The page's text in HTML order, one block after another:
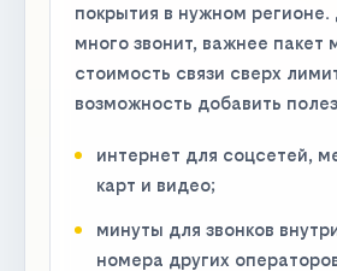
покрытия в нужном регионе.
много звонит, важнее пакет
стоимость связи сверх
возможность добавить
интернет для соцсетей,
карт и видео;
минуты для звонков
номера других